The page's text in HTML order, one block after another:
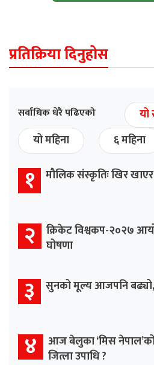
प्रतिक्रिया दिनुहोस
सर्वाधिक धेरै पढिएको
यो
यो महिना
६ महिना
१ मौलिक संस्कृतिः खिर
२ क्रिकेट विश्वकप-२०२७
घोषणा
३ सुनको मूल्य आजपनि बढ्यो,
४ आज बेलुका ‘मिस
जित्ला उपाधि ?